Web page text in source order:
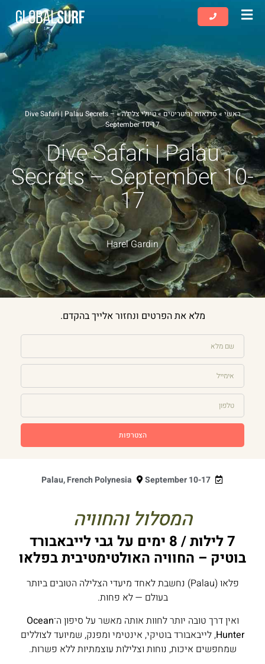
שִׂים
לֵב:
מֻפְעֶלֶת
מַעֲרֶכֶת
נָגִישׁ
בִּקְלִיק
הַמְּסַיַּעַת
לִנְגִישׁוּת
הָאֲתָר.
ראשי »סדנאות וריטריטים»טיולי צלילה»
Dive Safari | Palau Secrets –
September 10-17
Dive Safari | Palau
Secrets – September 10-
17
Harel Gardin
מלא את הפרטים ונחזור אלייך בהקדם.
הצטרפות
September 10-17
Palau, French Polynesia
המסלול והחוויה
7 לילות / 8 ימים על גבי לייבאבורד
בוטיק – החוויה האולטימטיבית בפלאו
פלאו (Palau) נחשבת לאחד מיעדי הצלילה הטובים ביותר
בעולם — לא פחות.
ואין דרך טובה יותר לחוות אותה מאשר על סיפון ה־Ocean
Hunter, לייבאבורד בוטיקי, אינטימי ומפנק, שמיועד לצוללים
שמחפשים איכות, נוחות וצלילות עוצמתיות ללא פשרות.